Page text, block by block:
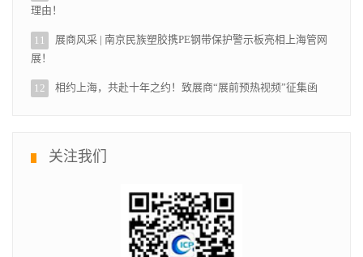
理由！
11
展商风采 | 南京民族塑胶携PE钢带保护警示板亮相上海管网
展！
12 相约上海，共赴十年之约！致展商“展前预热视频”征集函
关注我们